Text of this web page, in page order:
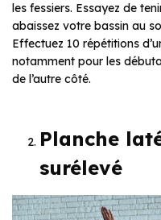
les fessiers. Essayez de
abaissez votre bassin au
Effectuez 10 répétitions
notamment pour les
de l’autre côté.
Planche
surélevé